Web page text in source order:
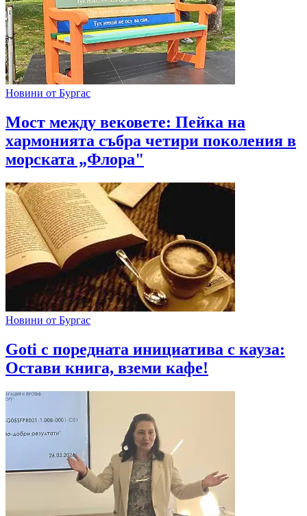
Новини от Бургас
Мост между вековете: Пейка на
хармонията събра четири поколения в
морската „Флора"
Новини от Бургас
Goti с поредната инициатива с кауза:
Остави книга, вземи кафе!